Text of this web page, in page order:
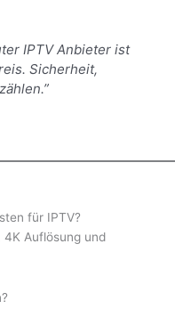
IPTV Anbieter ist
Sicherheit,
für IPTV?
4K Auflösung und